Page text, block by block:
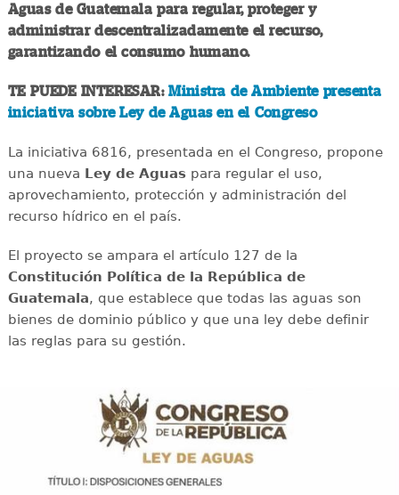
Aguas de Guatemala para regular, proteger y
administrar descentralizadamente el recurso,
garantizando el consumo humano.
TE PUEDE INTERESAR:Ministra de Ambiente presenta
iniciativa sobre Ley de Aguas en el Congreso
La iniciativa 6816, presentada en el Congreso, propone
una nueva Ley de Aguaspara regular el uso,
aprovechamiento, protección y administración del
recurso hídrico en el país.
El proyecto se ampara el artículo 127 de la
Constitución Política de la República de
Guatemala, que establece que todas las aguas son
bienes de dominio público y que una ley debe definir
las reglas para su gestión.